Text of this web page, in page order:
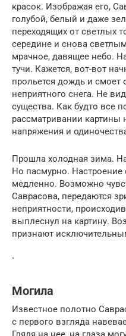
красок. Изображая его,
голубой, белый и даже
переходящих от светлых
середине и снова
мрачное, давящее небо.
тучи. Кажется, вот-вот
прольется дождь и смоет
неприятного снега. Не
существа. Как будто все
рассматривании картины
напряжения и
Прошла холодная зима.
Но пасмурно. Настроение
медленно. Возможно
Саврасова, передаются
неприятности,
выплеснул на картину.
признают
`
Могила
Известное полотно
с первого взгляда